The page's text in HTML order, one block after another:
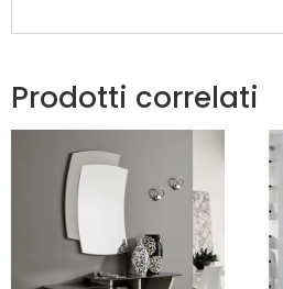
Prodotti correlati